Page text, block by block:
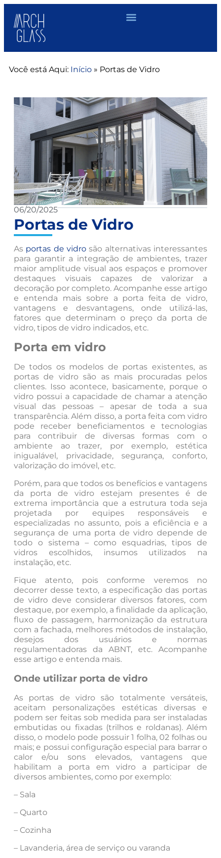
Você está Aqui: Início » Portas de Vidro
06/20/2025
Portas de Vidro
As portas de vidro são alternativas interessantes
para garantir a integração de ambientes, trazer
maior amplitude visual aos espaços e promover
destaques visuais capazes de valorizar a
decoração por completo. Acompanhe esse artigo
e entenda mais sobre a porta feita de vidro,
vantagens e desvantagens, onde utilizá-las,
fatores que determinam o preço da porta de
vidro, tipos de vidro indicados, etc.
Porta em vidro
De todos os modelos de portas existentes, as
portas de vidro são as mais procuradas pelos
clientes. Isso acontece, basicamente, porque o
vidro possui a capacidade de chamar a atenção
visual das pessoas – apesar de toda a sua
transparência. Além disso, a porta feita com vidro
pode receber beneficiamentos e tecnologias
para contribuir de diversas formas com o
ambiente ao trazer, por exemplo, estética
inigualável, privacidade, segurança, conforto,
valorização do imóvel, etc.
Porém, para que todos os benefícios e vantagens
da porta de vidro estejam presentes é de
extrema importância que a estrutura toda seja
projetada por equipes responsáveis e
especializadas no assunto, pois a eficiência e a
segurança de uma porta de vidro depende de
todo o sistema – como esquadrias, tipos de
vidros escolhidos, insumos utilizados na
instalação, etc.
Fique atento, pois conforme veremos no
decorrer desse texto, a especificação das portas
de vidro deve considerar diversos fatores, com
destaque, por exemplo, a finalidade da aplicação,
fluxo de passagem, harmonização da estrutura
com a fachada, melhores métodos de instalação,
desejos dos usuários e normas
regulamentadoras da ABNT, etc. Acompanhe
esse artigo e entenda mais.
Onde utilizar porta de vidro
As portas de vidro são totalmente versáteis,
aceitam personalizações estéticas diversas e
podem ser feitas sob medida para ser instaladas
embutidas ou fixadas (trilhos e roldanas). Além
disso, o modelo pode possuir 1 folha, 02 folhas ou
mais; e possui configuração especial para barrar o
calor e/ou sons elevados, vantagens que
habilitam a porta em vidro a participar de
diversos ambientes, como por exemplo:
– Sala
– Quarto
– Cozinha
– Lavanderia, área de serviço ou varanda